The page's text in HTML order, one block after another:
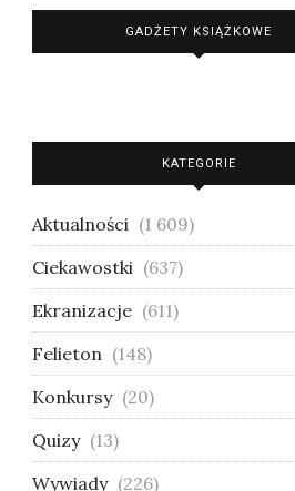
GADŻETY KSIĄŻKOWE
KATEGORIE
Aktualności (1 609)
Ciekawostki (637)
Ekranizacje (611)
Felieton (148)
Konkursy (20)
Quizy (13)
Wywiady (226)